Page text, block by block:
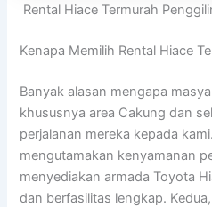
Rental Hiace Termurah
Kenapa Memilih Rental Hiace
Banyak alasan mengapa
khususnya area Cakung dan
perjalanan mereka kepada
mengutamakan kenyamanan
menyediakan armada Toyota
dan berfasilitas lengkap.